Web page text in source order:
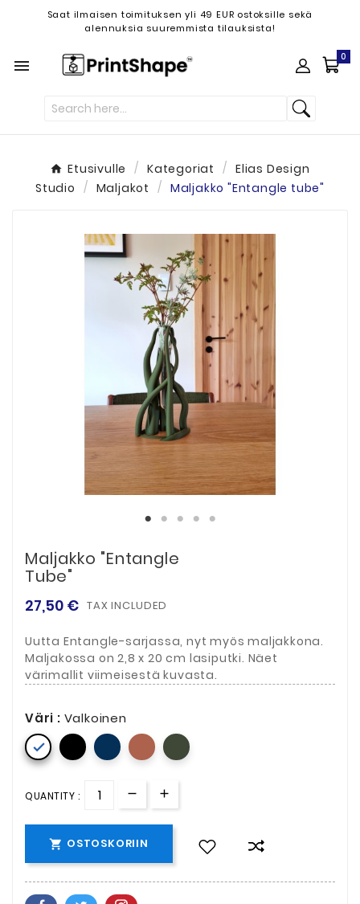
Saat ilmaisen toimituksen yli 49 EUR ostoksille sekä
alennuksia suuremmista tilauksista!
 0
Etusivulle Kategoriat
Elias Design
Studio
Maljakot Maljakko "Entangle tube"
Maljakko "Entangle
Tube"
27,50 € TAX INCLUDED
Uutta Entangle-sarjassa, nyt myös maljakkona.
Maljakossa on 2,8 x 20 cm lasiputki. Näet
värimallit viimeisestä kuvasta.
Väri : Valkoinen

QUANTITY :
 OSTOSKORIIN